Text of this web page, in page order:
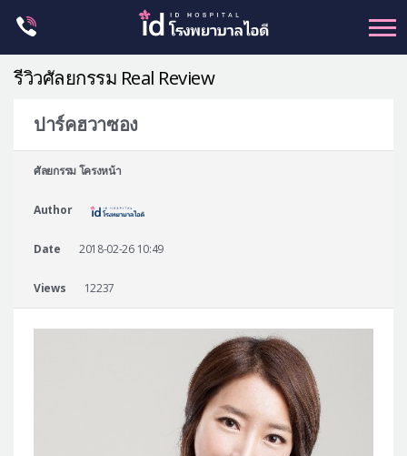
ศัลยกรรม โครงหน้า
หน้าอก
รีวิวศัลยกรรม Real Review
ปาร์คฮวาซอง
ศัลยกรรม โครงหน้า
Author
Date 2018-02-26 10:49
Views 12237